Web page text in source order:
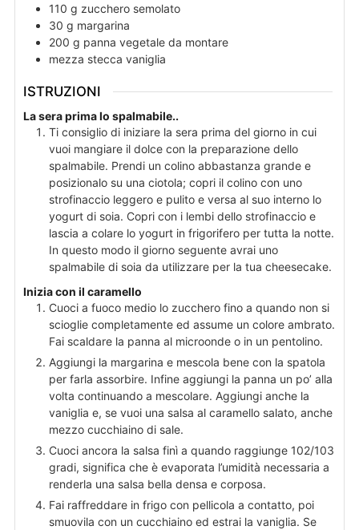
110 g zucchero semolato
30 g margarina
200 g panna vegetale da montare
mezza stecca vaniglia
ISTRUZIONI
La sera prima lo spalmabile..
Ti consiglio di iniziare la sera prima del giorno in cui
vuoi mangiare il dolce con la preparazione dello
spalmabile. Prendi un colino abbastanza grande e
posizionalo su una ciotola; copri il colino con uno
strofinaccio leggero e pulito e versa al suo interno lo
yogurt di soia. Copri con i lembi dello strofinaccio e
lascia a colare lo yogurt in frigorifero per tutta la notte.
In questo modo il giorno seguente avrai uno
spalmabile di soia da utilizzare per la tua cheesecake.
Inizia con il caramello
Cuoci a fuoco medio lo zucchero fino a quando non si
scioglie completamente ed assume un colore ambrato.
Fai scaldare la panna al microonde o in un pentolino.
Aggiungi la margarina e mescola bene con la spatola
per farla assorbire. Infine aggiungi la panna un po’ alla
volta continuando a mescolare. Aggiungi anche la
vaniglia e, se vuoi una salsa al caramello salato, anche
mezzo cucchiaino di sale.
Cuoci ancora la salsa finì a quando raggiunge 102/103
gradi, significa che è evaporata l’umidità necessaria a
renderla una salsa bella densa e corposa.
Fai raffreddare in frigo con pellicola a contatto, poi
smuovila con un cucchiaino ed estrai la vaniglia. Se